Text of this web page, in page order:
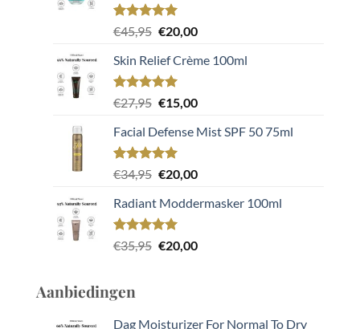
Gewaardeerd
op 5
gebaseerd
op
2
klant
waarderingen
€45,95 Oorspronkelijke
was:
€45,95.
€20,00Huidige
is:
Skin Relief Crème 100ml
Gewaardeerd
op 5
gebaseerd
op
2
klant
waarderingen
€27,95 Oorspronkelijke
was:
€27,95.
€15,00Huidige
is:
Facial Defense Mist SPF 50 75ml
Gewaardeerd
op 5
gebaseerd
op
2
klant
waarderingen
€34,95 Oorspronkelijke
was:
€34,95.
€20,00Huidige
is:
Radiant Moddermasker 100ml
Gewaardeerd
op 5
1
waardering
€35,95 Oorspronkelijke
€20,00Huidige
Aanbiedingen
Dag Moisturizer For Normal To Dry